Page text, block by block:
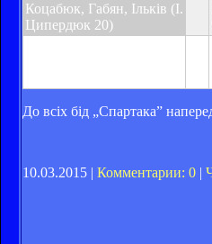
Коцабюк, Габян, Ільків (І.
Ципердюк 20)
До всіх бід „Спартака”
10.03.2015 | Комментарии: 0